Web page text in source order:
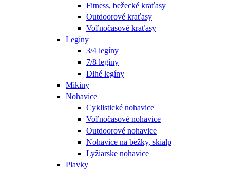
Fitness, bežecké kraťasy
Outdoorové kraťasy
Voľnočasové kraťasy
Legíny
3/4 legíny
7/8 legíny
Dlhé legíny
Mikiny
Nohavice
Cyklistické nohavice
Voľnočasové nohavice
Outdoorové nohavice
Nohavice na bežky, skialp
Lyžiarske nohavice
Plavky